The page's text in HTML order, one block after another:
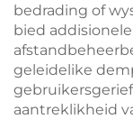
bedrading of
bied
geleidelike
aantreklikheid